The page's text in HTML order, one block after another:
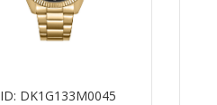
ID: DK1G133M0045